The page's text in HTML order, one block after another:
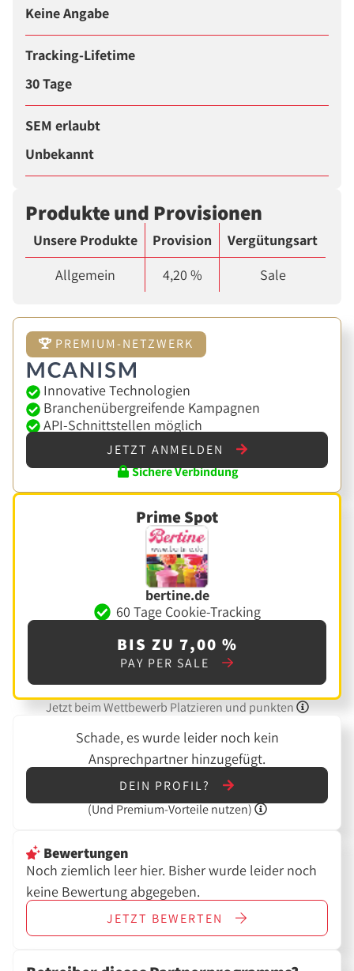
Keine Angabe
Tracking-Lifetime
30 Tage
SEM erlaubt
Unbekannt
Produkte und Provisionen
Unsere Produkte Provision
Vergütungsart
Allgemein
4,20 % Sale
PREMIUM-NETZWERK
Innovative Technologien
Branchenübergreifende Kampagnen
API-Schnittstellen möglich
JETZT ANMELDEN
Sichere Verbindung
Prime Spot
bertine.de
60 Tage Cookie-Tracking
BIS ZU 7,00 %
PAY PER SALE
Jetzt beim Wettbewerb Platzieren und punkten
Schade, es wurde leider noch kein
Ansprechpartner hinzugefügt.
DEIN PROFIL?
(Und Premium-Vorteile nutzen)
Bewertungen
Noch ziemlich leer hier. Bisher wurde leider noch
keine Bewertung abgegeben.
JETZT BEWERTEN